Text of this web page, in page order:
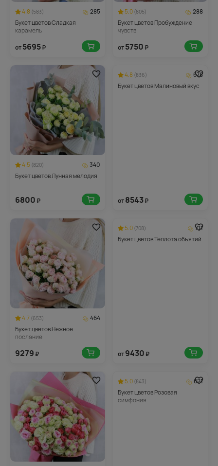
4.8 (583)
285
Букет цветов Сладкая
карамель
от5695₽
5.0 (805)
288
Букет цветов Пробуждение
чувств
от5750 ₽
4.5 (820)
340
Букет цветов Лунная мелодия
6800 ₽
4.8 (836)
678
Букет цветов Малиновый вкус
от8543₽
4.7 (653)
464
Букет цветов Нежное
послание
9279 ₽
5.0 (708)
711
Букет цветов Теплота объятий
от9430 ₽
5.0 (843)
621
Букет цветов Розовая
симфония